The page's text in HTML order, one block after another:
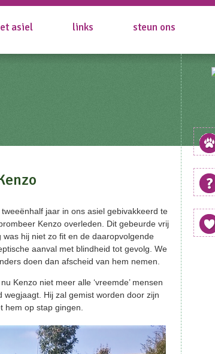
asiel links steun ons
jaar in ons asiel gebivakkeerd te
Kenzo overleden. Dit gebeurde vrij
was hij niet zo fit en de daaropvolgende
aanval met blindheid tot gevolg. We
doen dan afscheid van hem nemen.
Kenzo niet meer alle ‘vreemde’ mensen
wegjaagt. Hij zal gemist worden door zijn
hem op stap gingen.